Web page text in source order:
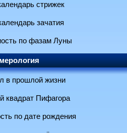
стрижек
зачатия
по фазам Луны
в прошлой жизни
квадрат Пифагора
по дате рождения